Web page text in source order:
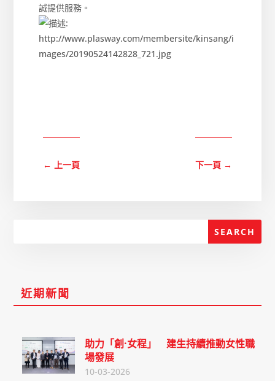
誠提供服務。
←上一頁 下一頁→
近期新聞
助力「創·女程」 建生持續推動女性職
場發展
10-03-2026